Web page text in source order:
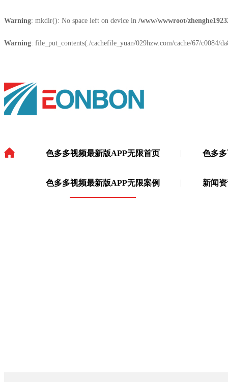
Warning: mkdir(): No space left on device in /www/wwwroot/
Warning: file_put_contents(./cachefile_yuan/029hzw.com/cache/67/
色多多视频最新版APP无限首页 色多
色多多视频最新版APP无限案例 新闻